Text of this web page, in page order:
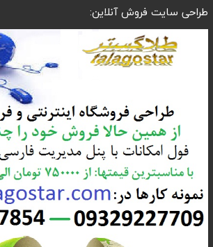
طراحی سایت فروش آنلاین: